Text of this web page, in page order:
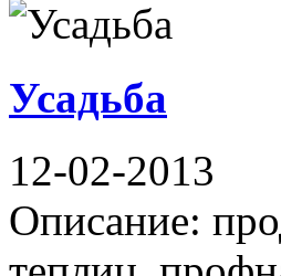
Усадьба
12-02-2013
Описание: